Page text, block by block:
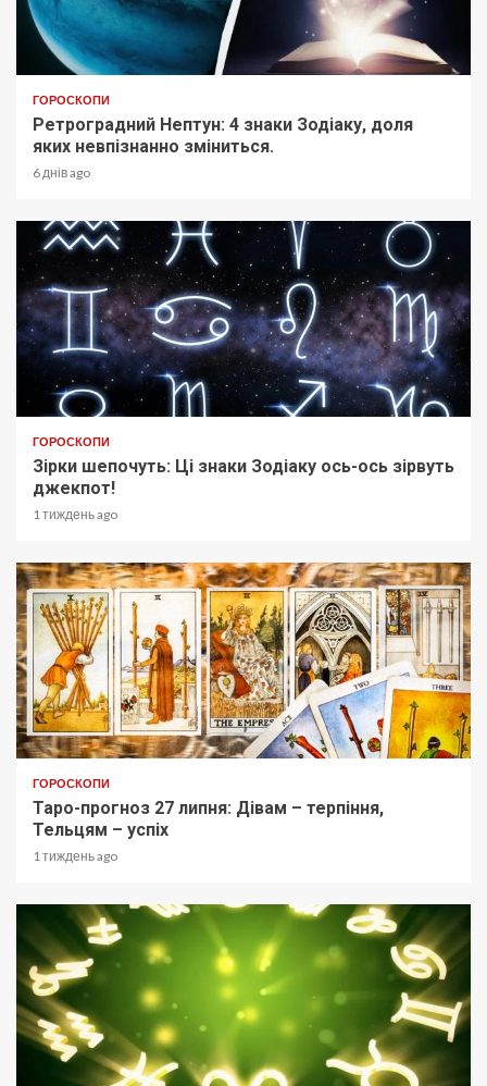
ГОРОСКОПИ
Ретроградний Нептун: 4 знаки Зодіаку, доля
яких невпізнанно зміниться.
6 днів ago
ГОРОСКОПИ
Зірки шепочуть: Ці знаки Зодіаку ось-ось зірвуть
джекпот!
1 тиждень ago
ГОРОСКОПИ
Таро-прогноз 27 липня: Дівам – терпіння,
Тельцям – успіх
1 тиждень ago